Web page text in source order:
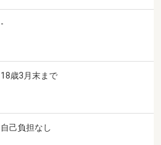
-
18歳3月末まで
自己負担なし